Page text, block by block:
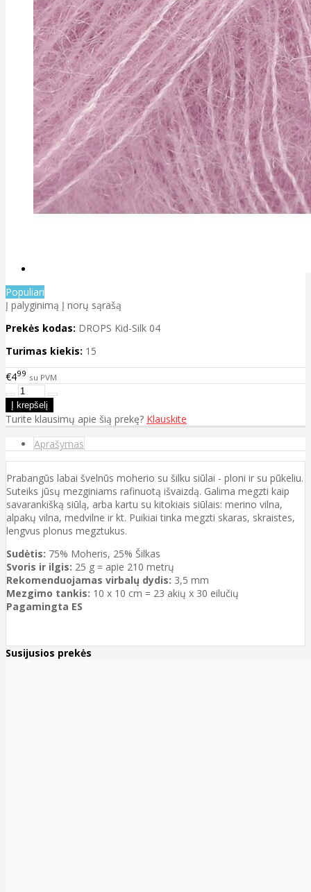
Populiari
Į palyginimą Į norų sąrašą
Prekės kodas: DROPS Kid-Silk 04
Turimas kiekis: 15
€499 su PVM
Turite klausimų apie šią prekę? Klauskite
Aprašymas
Prabangūs labai švelnūs moherio su šilku siūlai - ploni ir su pūkeliu.
Suteiks jūsų mezginiams rafinuotą išvaizdą. Galima megzti kaip
savarankišką siūlą, arba kartu su kitokiais siūlais: merino vilna,
alpakų vilna, medvilne ir kt. Puikiai tinka megzti skaras, skraistes,
lengvus plonus megztukus.
Sudėtis: 75% Moheris, 25% Šilkas
Svoris ir ilgis: 25 g = apie 210 metrų
Rekomenduojamas virbalų dydis: 3,5 mm
Mezgimo tankis: 10 x 10 cm = 23 akių x 30 eilučių
Pagamingta ES
Susijusios prekės